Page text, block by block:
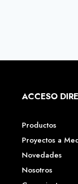
ACCESO
Productos
Proyectos a
Novedades
Nosotros